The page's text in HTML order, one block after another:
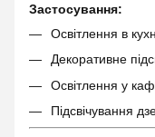
Застосування:
Освітлення в
Декоративне
Освітлення у
Підсвічування